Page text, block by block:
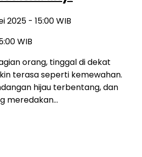
2025 - 15:00 WIB
WIB
orang, tinggal di dekat
terasa seperti kemewahan.
hijau terbentang, dan
meredakan…